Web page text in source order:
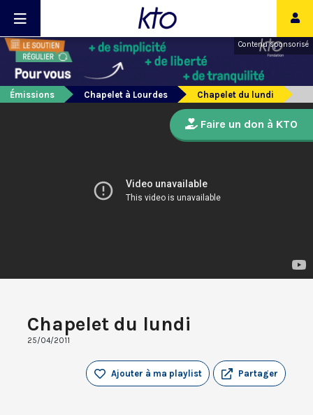
Contenu sponsorisé
Émissions Chapelet à Lourdes Chapelet du lundi
Chapelet du lundi
25/04/2011
Partager
Ajouter à ma playlist
Faire un don à KTO